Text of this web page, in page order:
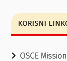
KORISNI
OSCE